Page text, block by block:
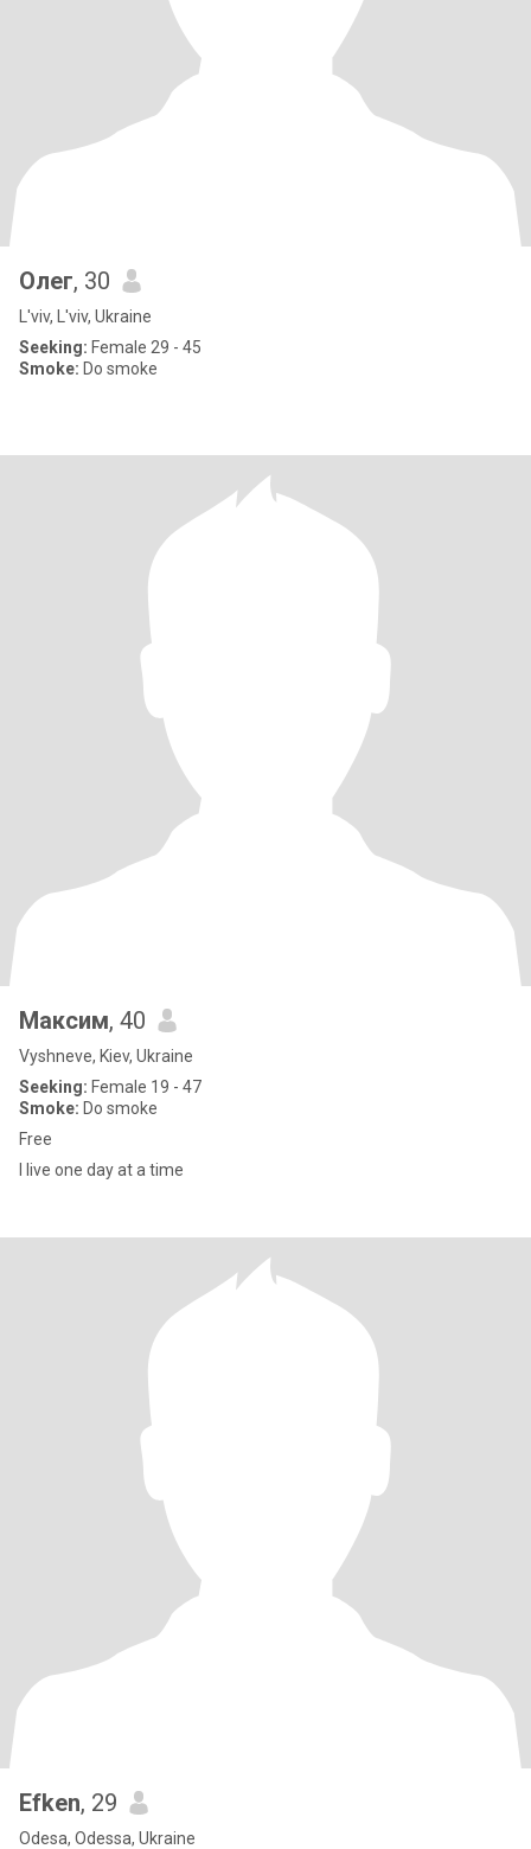
Олег, 30
L'viv, L'viv, Ukraine
Seeking: Female 29 - 45
Smoke: Do smoke
Максим, 40
Vyshneve, Kiev, Ukraine
Seeking: Female 19 - 47
Smoke: Do smoke
Free
I live one day at a time
Efken, 29
Odesa, Odessa, Ukraine